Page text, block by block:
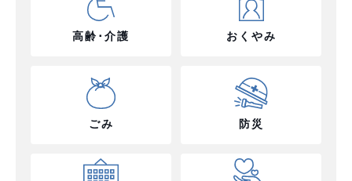
高齢･介護 おくやみ
ごみ 防災